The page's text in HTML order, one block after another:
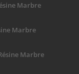
Marbre
Marbre
Marbre